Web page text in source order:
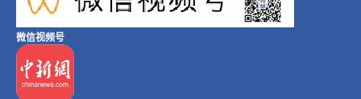
微信视频号